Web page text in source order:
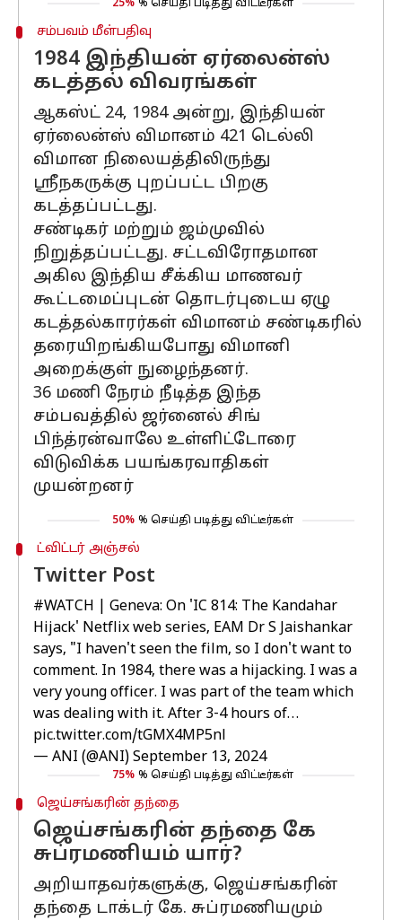
25% % செய்தி படித்து விட்டீர்கள்
சம்பவம் மீள்பதிவு
1984 இந்தியன் ஏர்லைன்ஸ்
கடத்தல் விவரங்கள்
ஆகஸ்ட் 24, 1984 அன்று, இந்தியன்
ஏர்லைன்ஸ் விமானம் 421 டெல்லி
விமான நிலையத்திலிருந்து
ஸ்ரீநகருக்கு புறப்பட்ட பிறகு
கடத்தப்பட்டது.
சண்டிகர் மற்றும் ஜம்முவில்
நிறுத்தப்பட்டது. சட்டவிரோதமான
அகில இந்திய சீக்கிய மாணவர்
கூட்டமைப்புடன் தொடர்புடைய ஏழு
கடத்தல்காரர்கள் விமானம் சண்டிகரில்
தரையிறங்கியபோது விமானி
அறைக்குள் நுழைந்தனர்.
36 மணி நேரம் நீடித்த இந்த
சம்பவத்தில் ஜர்னைல் சிங்
பிந்த்ரன்வாலே உள்ளிட்டோரை
விடுவிக்க பயங்கரவாதிகள்
முயன்றனர்
50% % செய்தி படித்து விட்டீர்கள்
ட்விட்டர் அஞ்சல்
Twitter Post
#WATCH | Geneva: On 'IC 814: The Kandahar
Hijack' Netflix web series, EAM Dr S Jaishankar
says, "I haven't seen the film, so I don't want to
comment. In 1984, there was a hijacking. I was a
very young officer. I was part of the team which
was dealing with it. After 3-4 hours of…
pic.twitter.com/tGMX4MP5nl
— ANI (@ANI) September 13, 2024
75% % செய்தி படித்து விட்டீர்கள்
ஜெய்சங்கரின் தந்தை
ஜெய்சங்கரின் தந்தை கே
சுப்ரமணியம் யார்?
அறியாதவர்களுக்கு, ஜெய்சங்கரின்
தந்தை டாக்டர் கே. சுப்ரமணியமும்